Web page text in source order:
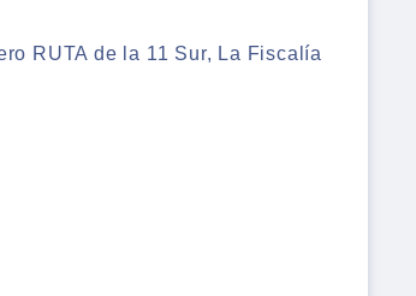
RUTA de la 11 Sur, La Fiscalía